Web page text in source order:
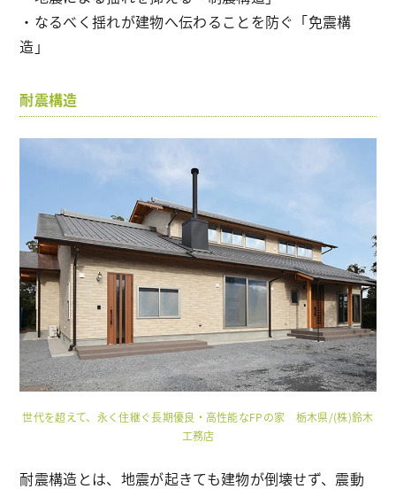
・なるべく揺れが建物へ伝わることを防ぐ「免震構
造」
耐震構造
世代を超えて、永く住継ぐ長期優良・高性能なFPの家 栃木県/(株)鈴木
工務店
耐震構造とは、地震が起きても建物が倒壊せず、震動